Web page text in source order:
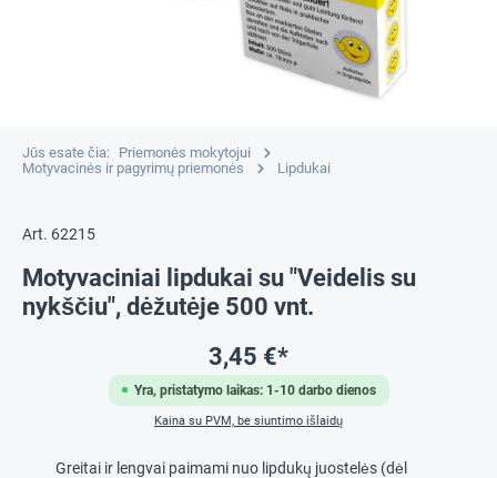
Jūs esate čia: Priemonės mokytojui
Motyvacinės ir pagyrimų priemonės
Lipdukai
Art. 62215
Motyvaciniai lipdukai su "Veidelis su
nykščiu", dėžutėje 500 vnt.
Yra, pristatymo laikas: 1-10 darbo dienos
3,45 €*
Kaina su PVM, be siuntimo išlaidų
Greitai ir lengvai paimami nuo lipdukų juostelės (dėl